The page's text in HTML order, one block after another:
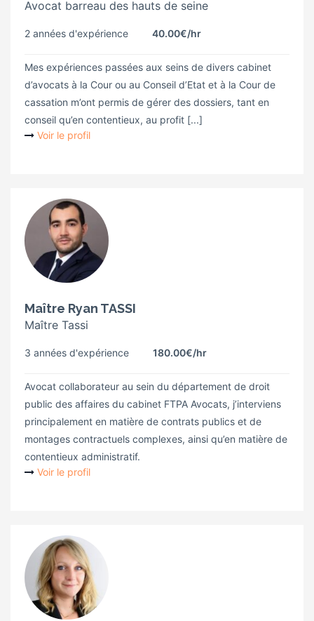
Avocat barreau des hauts de seine
2 années d'expérience 40.00€/hr
Mes expériences passées aux seins de divers cabinet
d’avocats à la Cour ou au Conseil d’Etat et à la Cour de
cassation m’ont permis de gérer des dossiers, tant en
conseil qu’en contentieux, au profit [...]
Voir le profil
Maître Ryan TASSI
Maître Tassi
3 années d'expérience 180.00€/hr
Avocat collaborateur au sein du département de droit
public des affaires du cabinet FTPA Avocats, j’interviens
principalement en matière de contrats publics et de
montages contractuels complexes, ainsi qu’en matière de
contentieux administratif.
Voir le profil